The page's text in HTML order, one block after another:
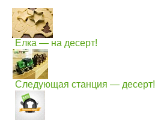
Елка — на десерт!
Следующая станция — десерт!